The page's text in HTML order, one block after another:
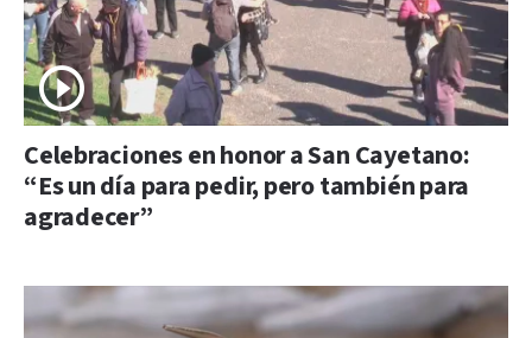
Celebraciones en honor a San Cayetano:
“Es un día para pedir, pero también para
agradecer”